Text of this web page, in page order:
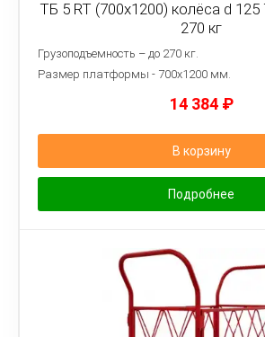
ТБ 5 RT (700x1200) колёса d 125
270 кг
Грузоподъемность – до 270 кг.
Размер платформы - 700х1200 мм.
14 384 ₽
В корзину
Подробнее